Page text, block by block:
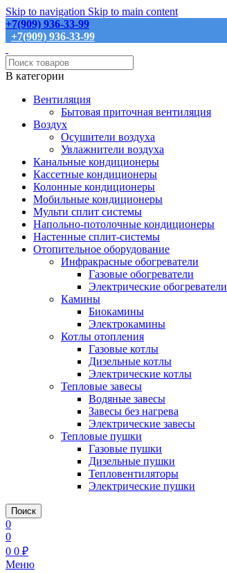
Skip to navigation Skip to main content
+7(909) 936-33-99
+7(909) 936-33-99
В категории
Вентиляция
Бытовая приточная вентиляция
Воздух
Осушители воздуха
Увлажнители воздуха
Канальные кондиционеры
Кассетные кондиционеры
Колонные кондиционеры
Мобильные кондиционеры
Мульти сплит системы
Напольно-потолочные кондиционеры
Настенные сплит-системы
Отопительное оборудование
Инфракрасные обогреватели
Газовые обогреватели
Электрические обогреватели
Камины
Биокамины
Электрокамины
Котлы отопления
Газовые котлы
Дизельные котлы
Электрические котлы
Тепловые завесы
Водяные завесы
Завесы без нагрева
Электрические завесы
Тепловые пушки
Газовые пушки
Дизельные пушки
Тепловентиляторы
Электрические пушки
Поиск
0
0
0 0 ₽
Меню